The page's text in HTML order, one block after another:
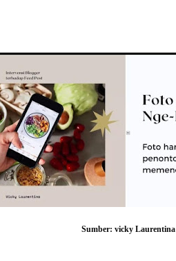
Sumber: vicky Laurentina